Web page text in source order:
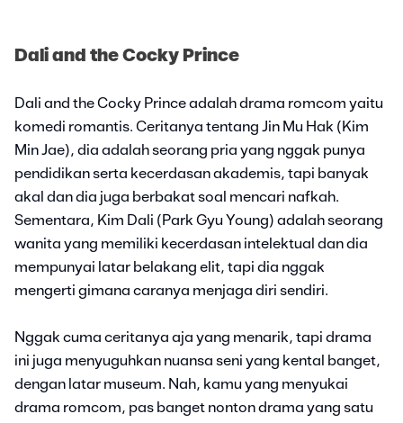
Dali and the Cocky Prince
Dali and the Cocky Prince adalah drama romcom yaitu
komedi romantis. Ceritanya tentang Jin Mu Hak (Kim
Min Jae), dia adalah seorang pria yang nggak punya
pendidikan serta kecerdasan akademis, tapi banyak
akal dan dia juga berbakat soal mencari nafkah.
Sementara, Kim Dali (Park Gyu Young) adalah seorang
wanita yang memiliki kecerdasan intelektual dan dia
mempunyai latar belakang elit, tapi dia nggak
mengerti gimana caranya menjaga diri sendiri.
Nggak cuma ceritanya aja yang menarik, tapi drama
ini juga menyuguhkan nuansa seni yang kental banget,
dengan latar museum. Nah, kamu yang menyukai
drama romcom, pas banget nonton drama yang satu